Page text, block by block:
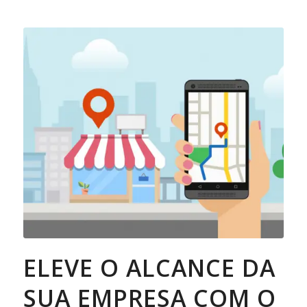
ELEVE O ALCANCE DA
SUA EMPRESA COM O